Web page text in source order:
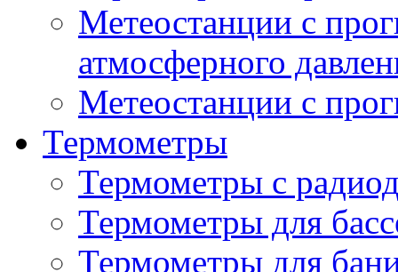
Метеостанции с
атмосферного
Метеостанции с
Термометры
Термометры с
Термометры для
Термометры для